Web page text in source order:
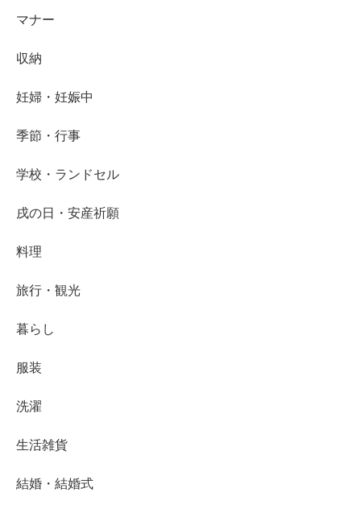
マナー
収納
妊婦・妊娠中
季節・行事
学校・ランドセル
戌の日・安産祈願
料理
旅行・観光
暮らし
服装
洗濯
生活雑貨
結婚・結婚式